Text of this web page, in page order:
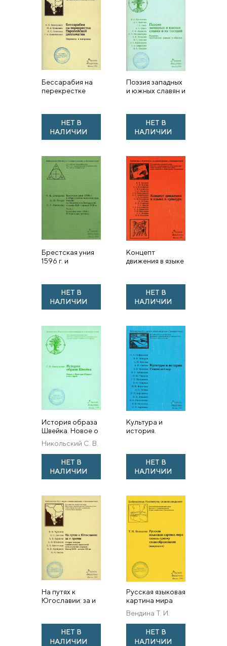
Бессарабия на
перекрестке
Документы и
материалы.
НЕТ В
НАЛИЧИИ
Поэзия западных
и южных славян и
поэтических
жанров и
образцов.
НЕТ В
НАЛИЧИИ
Брестская уния
1596 г. и
борьба на
Украине и в
Белоруссии в
НЕТ В
НАЛИЧИИ
Концепт
движения в языке
НЕТ В
НАЛИЧИИ
История образа
Швейка. Новое о
Ярославе Гашеке
и его герое
Никольский С. В.
НЕТ В
НАЛИЧИИ
Культура и
история.
НЕТ В
НАЛИЧИИ
На путях к
Югославии: за и
НЕТ В
НАЛИЧИИ
Русская языковая
картина мира
сквозь призму
словообразования
(макрокосм)
Вендина Т. И.
НЕТ В
НАЛИЧИИ